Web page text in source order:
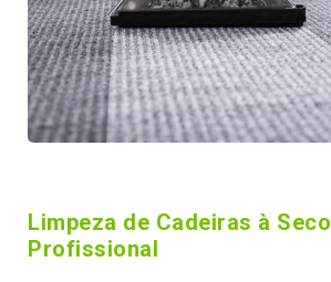
Limpeza de Cadeiras à Seco
Profissional